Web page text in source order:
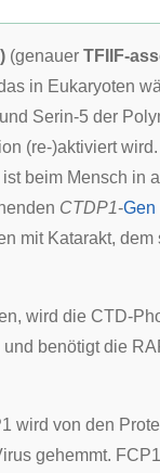
(genauer TFIIF-
in Eukaryoten
Serin-5 der
(re-)aktiviert
beim Mensch in
CTDP1-Gen
mit Katarakt, dem
wird die CTD-
benötigt die
wird von den
gehemmt.